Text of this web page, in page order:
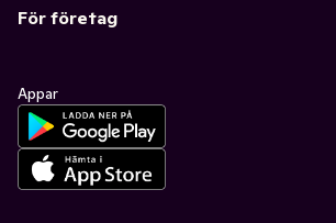
För företag
Appar